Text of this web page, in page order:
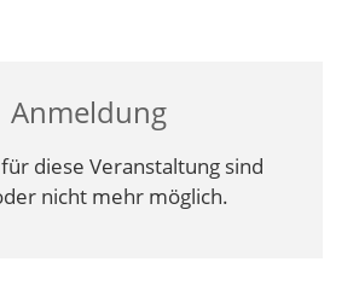
Anmeldung
diese Veranstaltung sind
nicht mehr möglich.